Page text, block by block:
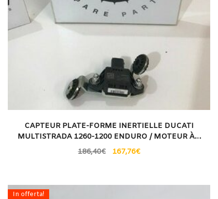
CAPTEUR PLATE-FORME INERTIELLE DUCATI
MULTISTRADA 1260-1200 ENDURO / MOTEUR À…
186,40€ 167,76€
In offerta!